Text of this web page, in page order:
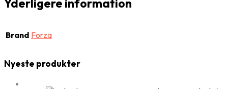
Yderligere information
Brand Forza
Nyeste produkter